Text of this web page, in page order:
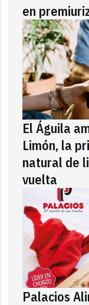
en
El Águila
Limón, la
natural de
vuelta
Palacios